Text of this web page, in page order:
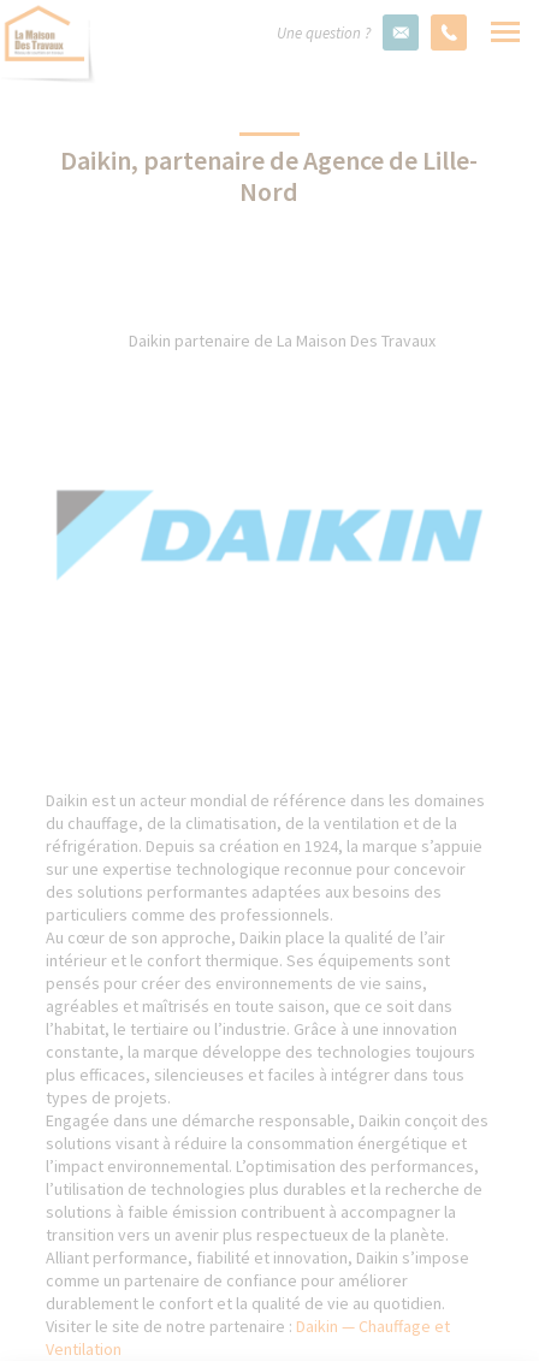
Une question ?
Daikin, partenaire de Agence de Lille-
Nord
Daikin partenaire de La Maison Des Travaux
Daikin est un acteur mondial de référence dans les domaines
du chauffage, de la climatisation, de la ventilation et de la
réfrigération. Depuis sa création en 1924, la marque s’appuie
sur une expertise technologique reconnue pour concevoir
des solutions performantes adaptées aux besoins des
particuliers comme des professionnels.
Au cœur de son approche, Daikin place la qualité de l’air
intérieur et le confort thermique. Ses équipements sont
pensés pour créer des environnements de vie sains,
agréables et maîtrisés en toute saison, que ce soit dans
l’habitat, le tertiaire ou l’industrie. Grâce à une innovation
constante, la marque développe des technologies toujours
plus efficaces, silencieuses et faciles à intégrer dans tous
types de projets.
Engagée dans une démarche responsable, Daikin conçoit des
solutions visant à réduire la consommation énergétique et
l’impact environnemental. L’optimisation des performances,
l’utilisation de technologies plus durables et la recherche de
solutions à faible émission contribuent à accompagner la
transition vers un avenir plus respectueux de la planète.
Alliant performance, fiabilité et innovation, Daikin s’impose
comme un partenaire de confiance pour améliorer
durablement le confort et la qualité de vie au quotidien.
Visiter le site de notre partenaire : Daikin — Chauffage et
Ventilation